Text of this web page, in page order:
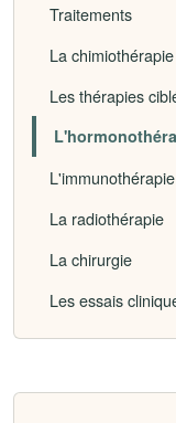
Traitements
La chimiothérapie
Les thérapies
L'immunothérapie
La radiothérapie
La chirurgie
Les essais